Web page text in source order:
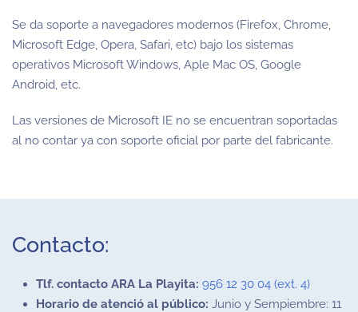
Se da soporte a navegadores modernos (Firefox, Chrome,
Microsoft Edge, Opera, Safari, etc) bajo los sistemas
operativos Microsoft Windows, Aple Mac OS, Google
Android, etc.
Las versiones de Microsoft IE no se encuentran soportadas
al no contar ya con soporte oficial por parte del fabricante.
Contacto:
Tlf. contacto ARA La Playita: 956 12 30 04 (ext. 4)
Horario de atenció al público: Junio y Sempiembre: 11